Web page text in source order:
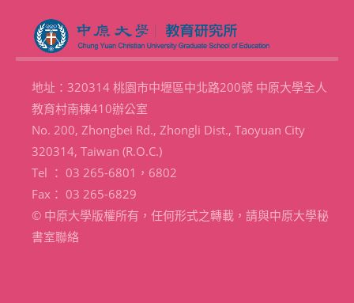
地址：320314 桃園市中壢區中北路200號 中原大學全人
教育村南棟410辦公室
No. 200, Zhongbei Rd., Zhongli Dist., Taoyuan City
320314, Taiwan (R.O.C.)
Tel ： 03 265-6801，6802
Fax： 03 265-6829
© 中原大學版權所有，任何形式之轉載，請與中原大學秘
書室聯絡